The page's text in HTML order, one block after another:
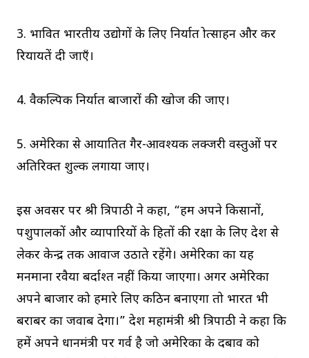
3. प्रभावित भारतीय उद्योगों के लिए निर्यात प्रोत्साहन और कर
रियायतें दी जाएँ।
4. वैकल्पिक निर्यात बाजारों की खोज की जाए।
5. अमेरिका से आयातित गैर-आवश्यक लक्जरी वस्तुओं पर
अतिरिक्त शुल्क लगाया जाए।
इस अवसर पर श्री त्रिपाठी ने कहा, “हम अपने किसानों,
पशुपालकों और व्यापारियों के हितों की रक्षा के लिए प्रदेश से
लेकर केन्द्र तक आवाज उठाते रहेंगे। अमेरिका का यह
मनमाना रवैया बर्दाश्त नहीं किया जाएगा। अगर अमेरिका
अपने बाजार को हमारे लिए कठिन बनाएगा तो भारत भी
बराबर का जवाब देगा।” प्रदेश महामंत्री श्री त्रिपाठी ने कहा कि
हमें अपने प्रधानमंत्री पर गर्व है जो अमेरिका के दबाव को